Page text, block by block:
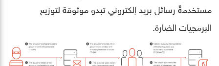
مستخدمةً رسائل بريد إلكتروني تبدو موثوقة لتوزيع
البرمجيات الضارة.